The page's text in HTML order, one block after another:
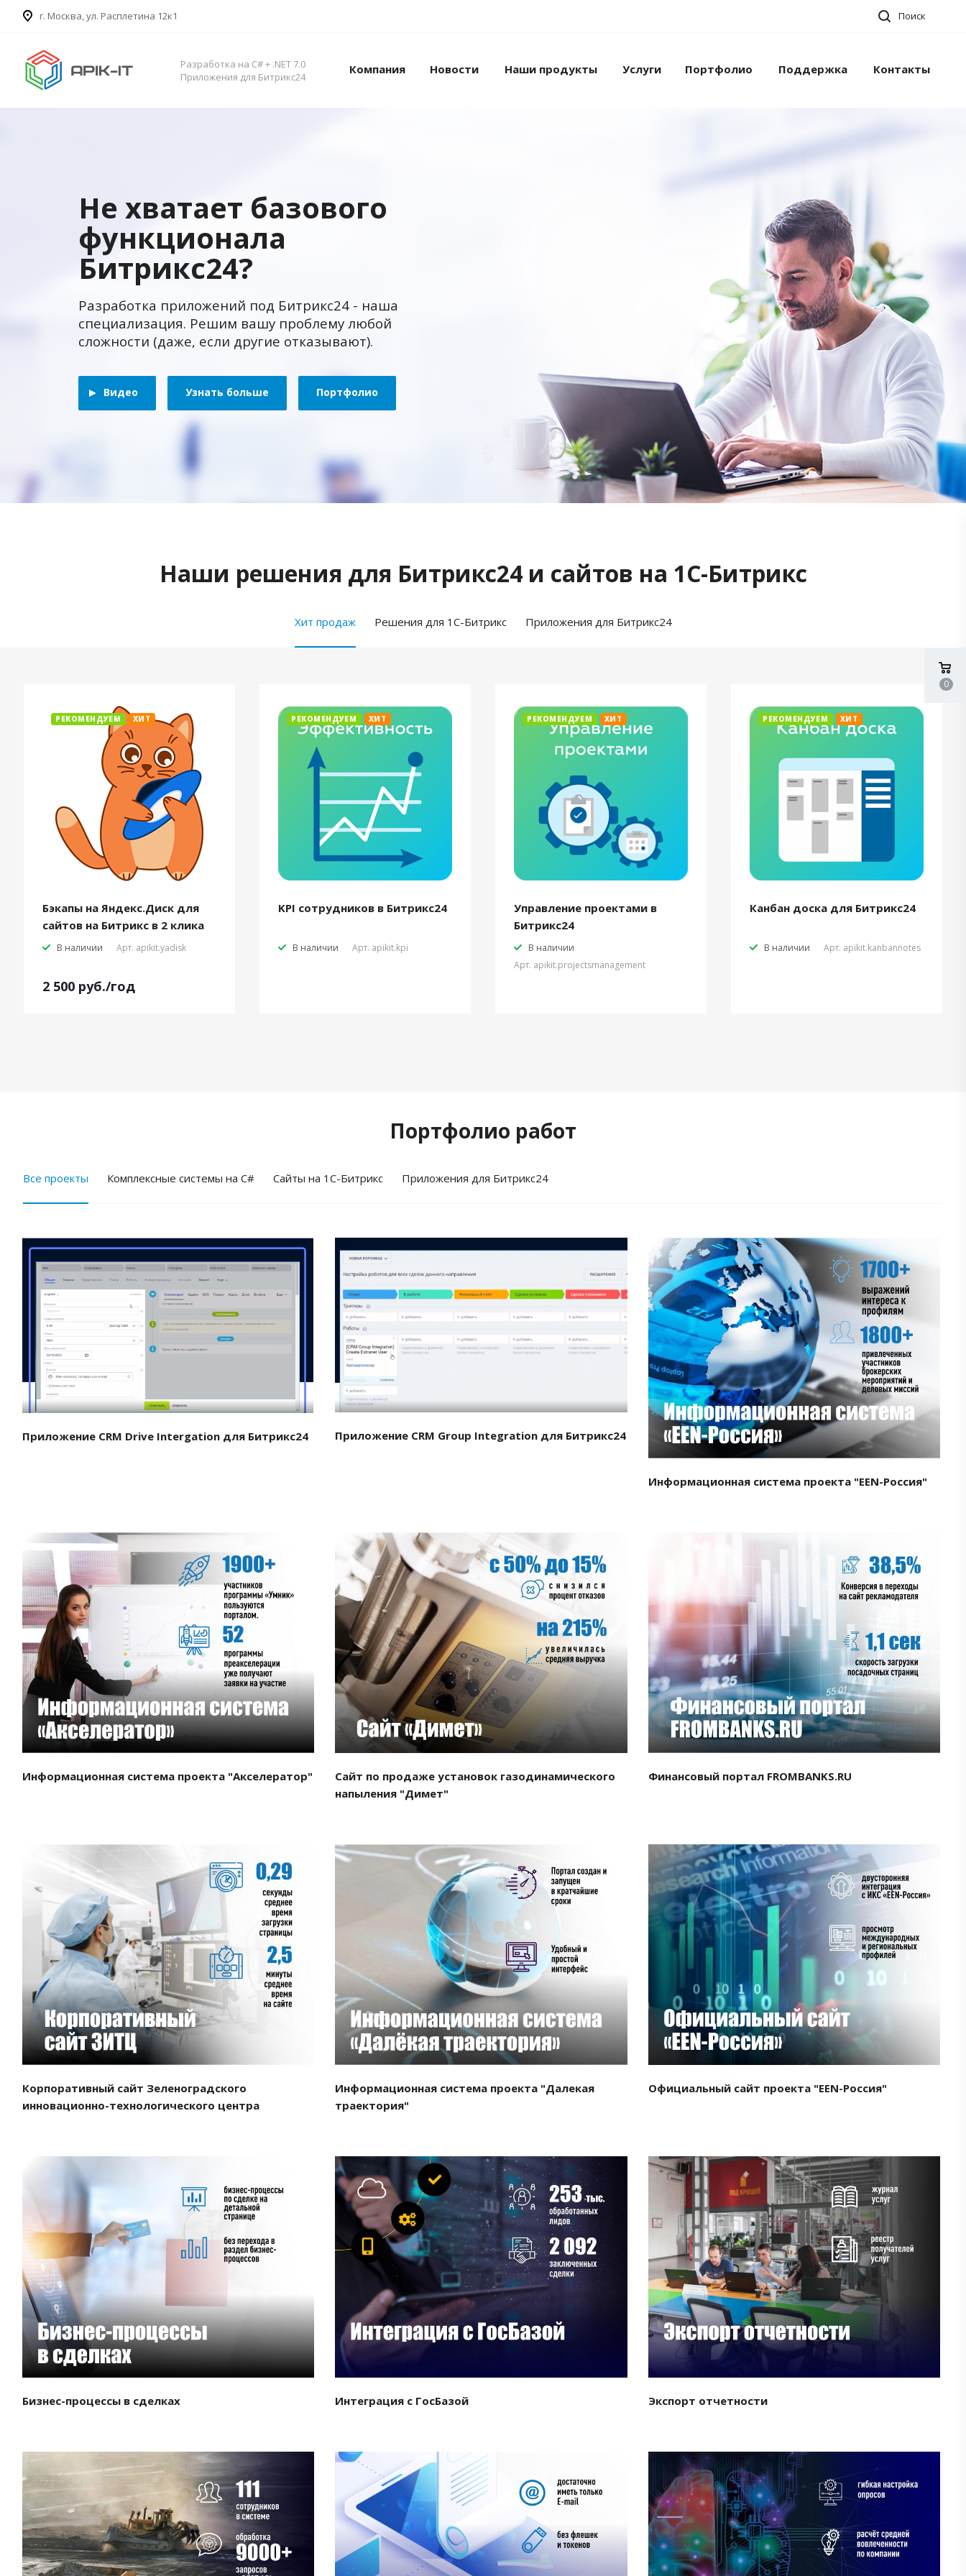
​г. Москва, ул. Расплетина 12к1 Поиск
Разработка на C# + .NET 7.0
Приложения для Битрикс24
Компания Новости Наши продукты Услуги Портфолио Поддержка Контакты
Не хватает базового
функционала
Битрикс24?
Разработка приложений под Битрикс24 - наша
специализация. Решим вашу проблему любой
сложности (даже, если другие отказывают).
Видео Узнать больше Портфолио
Наши решения для Битрикс24 и сайтов на 1С-Битрикс
Хит продаж Решения для 1С-Битрикс Приложения для Битрикс24
РЕКОМЕНДУЕМ ХИТ
Бэкапы на Яндекс.Диск для
сайтов на Битрикс в 2 клика
В наличии Арт. apikit.yadisk
2 500 руб./год
РЕКОМЕНДУЕМ ХИТ
KPI сотрудников в Битрикс24
В наличии Арт. apikit.kpi
РЕКОМЕНДУЕМ ХИТ
Управление проектами в
Битрикс24
В наличии
Арт. apikit.projectsmanagement
РЕКОМЕНДУЕМ ХИТ
Канбан доска для Битрикс24
В наличии Арт. apikit.kanbannotes
Портфолио работ
Все проекты Комплексные системы на C# Cайты на 1С-Битрикс Приложения для Битрикс24
Смотреть проект
Приложение CRM Drive Intergation для Битрикс24 Приложение CRM Group Integration для Битрикс24
Смотреть проект
Информационная система проекта "EEN-Россия"
Смотреть проект
Информационная система проекта "Акселератор"
Смотреть проект
Сайт по продаже установок газодинамического
напыления "Димет"
Смотреть проект
Финансовый портал FROMBANKS.RU
Смотреть проект
Корпоративный сайт Зеленоградского
инновационно-технологического центра
Смотреть проект
Информационная система проекта "Далекая
траектория"
Смотреть проект
Официальный сайт проекта "EEN-Россия"
Бизнес-процессы в сделках
Смотреть проект
Интеграция с ГосБазой
Смотреть проект
Экспорт отчетности
Смотреть проект Смотреть проект Смотреть проект
0